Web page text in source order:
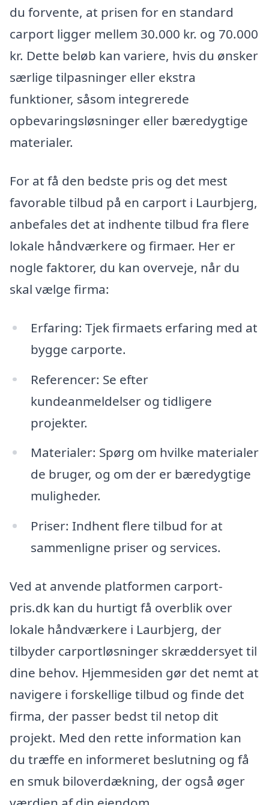
du forvente, at prisen for en standard
carport ligger mellem 30.000 kr. og 70.000
kr. Dette beløb kan variere, hvis du ønsker
særlige tilpasninger eller ekstra
funktioner, såsom integrerede
opbevaringsløsninger eller bæredygtige
materialer.
For at få den bedste pris og det mest
favorable tilbud på en carport i Laurbjerg,
anbefales det at indhente tilbud fra flere
lokale håndværkere og firmaer. Her er
nogle faktorer, du kan overveje, når du
skal vælge firma:
Erfaring: Tjek firmaets erfaring med at
bygge carporte.
Referencer: Se efter
kundeanmeldelser og tidligere
projekter.
Materialer: Spørg om hvilke materialer
de bruger, og om der er bæredygtige
muligheder.
Priser: Indhent flere tilbud for at
sammenligne priser og services.
Ved at anvende platformen carport-
pris.dk kan du hurtigt få overblik over
lokale håndværkere i Laurbjerg, der
tilbyder carportløsninger skræddersyet til
dine behov. Hjemmesiden gør det nemt at
navigere i forskellige tilbud og finde det
firma, der passer bedst til netop dit
projekt. Med den rette information kan
du træffe en informeret beslutning og få
en smuk biloverdækning, der også øger